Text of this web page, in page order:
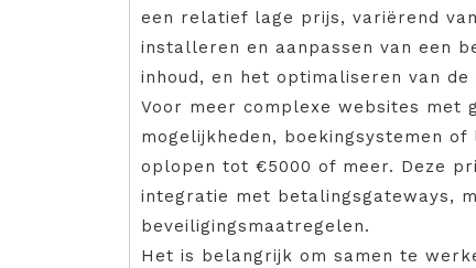
een relatief lage prijs, variërend
installeren en aanpassen van een
inhoud, en het optimaliseren van de
Voor meer complexe websites met
mogelijkheden, boekingsystemen
oplopen tot €5000 of meer. Deze
integratie met betalingsgateways,
beveiligingsmaatregelen.
Het is belangrijk om samen te